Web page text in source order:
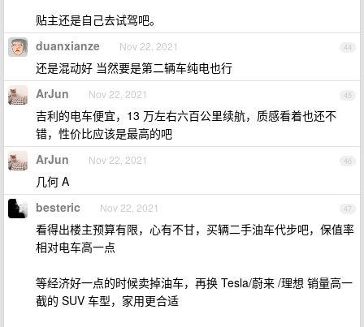
贴主还是自己去试驾吧。
44
duanxianze Nov 22, 2021
还是混动好 当然要是第二辆车纯电也行
45
ArJun Nov 22, 2021
吉利的电车便宜，13 万左右六百公里续航，质感看着也还不
错，性价比应该是最高的吧
46
ArJun Nov 22, 2021
几何 A
47
besteric Nov 22, 2021
看得出楼主预算有限，心有不甘，买辆二手油车代步吧，保值率
相对电车高一点
等经济好一点的时候卖掉油车，再换 Tesla/蔚来 /理想 销量高一
截的 SUV 车型，家用更合适